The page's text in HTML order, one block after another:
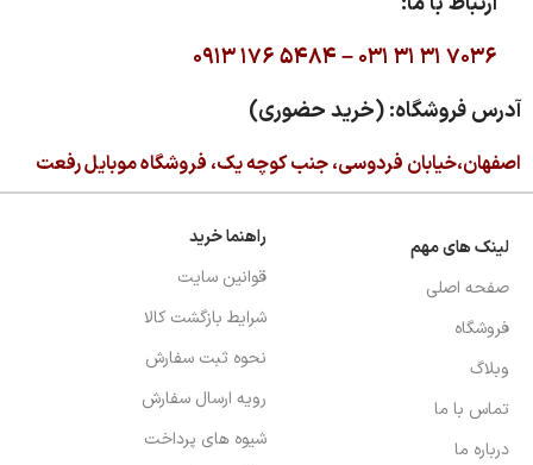
۰۹۱۳ ۱۷۶ ۵۴۸۴ –۰۳۱ ۳۱ ۳۱ ۷۰۳۶
آدرس فروشگاه: (خرید حضوری)
اصفهان،خیابان فردوسی، جنب کوچه یک، فروشگاه موبایل رفعت
لینک های مهم
صفحه اصلی
فروشگاه
وبلاگ
تماس با ما
درباره ما
راهنما خرید
قوانین سایت
شرایط بازگشت کالا
نحوه ثبت سفارش
رویه ارسال سفارش
شیوه های پرداخت